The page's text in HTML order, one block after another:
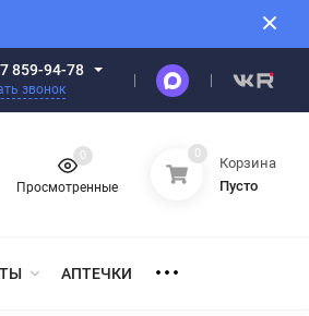
859-94-78
звонок
Просмотренные
0 0
Корзина
Пусто
АПТЕЧКИ